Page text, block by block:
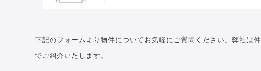
下記のフォームより物件についてお気軽にご質問ください。弊社は
でご紹介いたします。